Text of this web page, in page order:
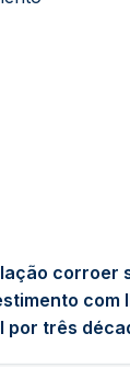
corroer
com
por três